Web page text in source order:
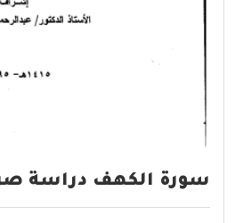
سورة الكهف دراسة